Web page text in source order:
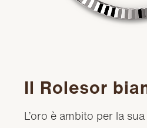
Il Rolesor
L’oro è ambito per la